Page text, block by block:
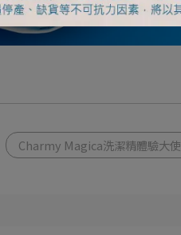
Charmy Magica洗潔精體驗大使